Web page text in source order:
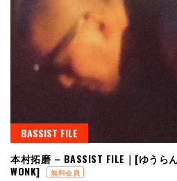
BASSIST FILE
本村拓磨 – BASSIST FILE｜[ゆうら
WONK]
無料会員